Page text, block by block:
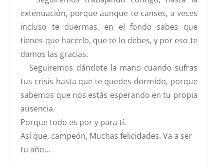
extenuación, porque aunque te canses, a veces
incluso te duermas, en el fondo sabes que
tienes que hacerlo, que te lo debes, y por eso te
damos las gracias.
Seguiremos dándote la mano cuando sufras
tus crisis hasta que te quedes dormido, porque
sabemos que nos estás esperando en tu propia
ausencia.
Porque todo es por y para tí.
Así que, campeón, Muchas felicidades. Va a ser
tu año…